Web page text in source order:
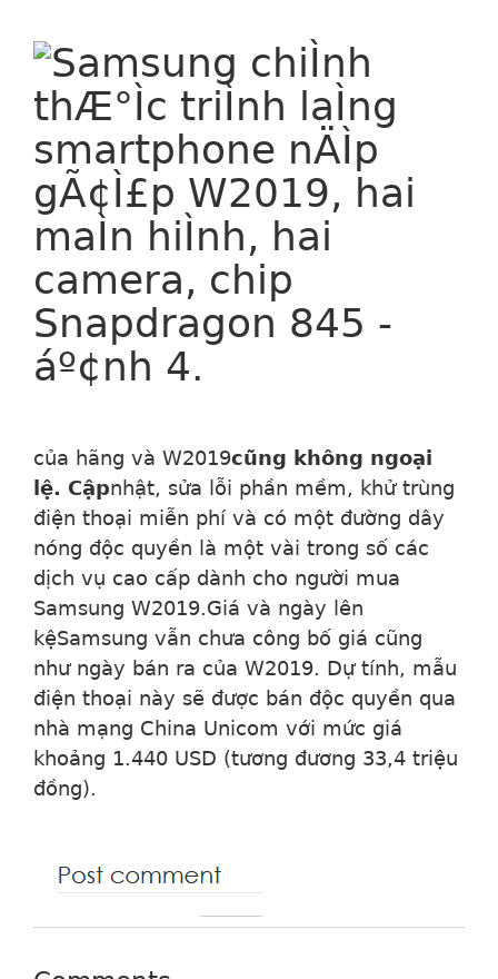
của hãng và W2019cũng không ngoại
lệ. Cậpnhật, sửa lỗi phần mềm, khử trùng
điện thoại miễn phí và có một đường dây
nóng độc quyền là một vài trong số các
dịch vụ cao cấp dành cho người mua
Samsung W2019.Giá và ngày lên
kệSamsung vẫn chưa công bố giá cũng
như ngày bán ra của W2019. Dự tính, mẫu
điện thoại này sẽ được bán độc quyền qua
nhà mạng China Unicom với mức giá
khoảng 1.440 USD (tương đương 33,4 triệu
đồng).